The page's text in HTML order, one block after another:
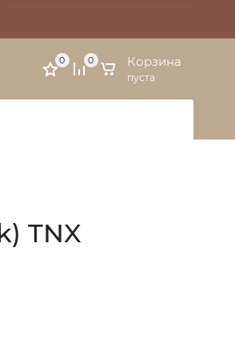
Личный кабинет
0 0 Корзина
пуста
TNX